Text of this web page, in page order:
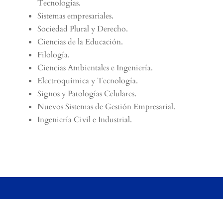
Tecnologías.
Sistemas empresariales.
Sociedad Plural y Derecho.
Ciencias de la Educación.
Filología.
Ciencias Ambientales e Ingeniería.
Electroquímica y Tecnología.
Signos y Patologías Celulares.
Nuevos Sistemas de Gestión Empresarial.
Ingeniería Civil e Industrial.